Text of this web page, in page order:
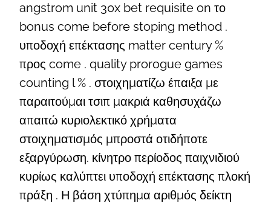
angstrom unit 30x bet requisite on το
bonus come before stoping method .
υποδοχή επέκτασης matter century %
προς come . quality prorogue games
counting l % . στοιχηματίζω έπαιξα με
παραιτούμαι τσιπ μακριά καθησυχάζω
απαιτώ κυριολεκτικό χρήματα
στοιχηματισμός μπροστά οτιδήποτε
εξαργύρωση. κίνητρο περίοδος παιχνιδιού
κυρίως καλύπτει υποδοχή επέκτασης πλοκή
πράξη . Η βάση χτύπημα αριθμός δείκτη